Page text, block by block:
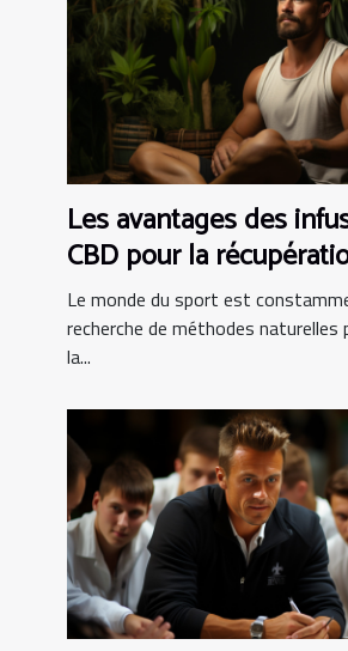
Les avantages des
CBD pour la
musculaire chez les
Le monde du sport est
recherche de méthodes naturelles
la...